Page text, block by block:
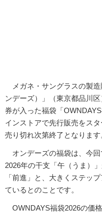
メガネ・サングラスの製造
ンデーズ）」（東京都品川
券が入った福袋「
インストアで先行販売をス
売り切れ次第終了となります
オンデーズの福袋は、今回
2026年の干支「午（うま）
「前進」と、大きくステッ
ているとのことです。
OWNDAYS福袋2026の価